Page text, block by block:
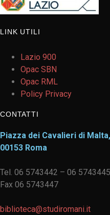
LINK UTILI
Lazio 900
Opac SBN
Opac RML
Policy Privacy
CONTATTI
Piazza dei Cavalieri di
00153 Roma
Tel. 06 5743442 – 06 5743445
Fax 06 5743447
biblioteca@studiromani.it